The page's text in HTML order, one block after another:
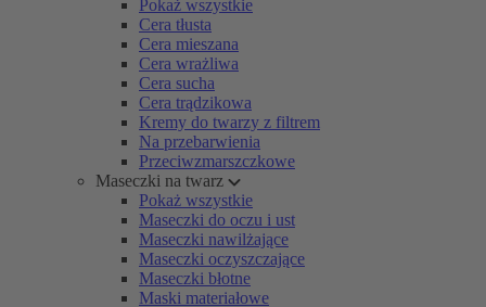
Pokaż wszystkie
Cera tłusta
Cera mieszana
Cera wrażliwa
Cera sucha
Cera trądzikowa
Kremy do twarzy z filtrem
Na przebarwienia
Przeciwzmarszczkowe
Maseczki na twarz
Pokaż wszystkie
Maseczki do oczu i ust
Maseczki nawilżające
Maseczki oczyszczające
Maseczki błotne
Maski materiałowe